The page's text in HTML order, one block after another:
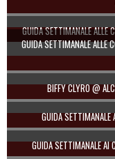
GUIDA SETTIMANALE ALLE
GUIDA SETTIMANALE ALLE
BIFFY CLYRO @
GUIDA SETTIMANALE
GUIDA SETTIMANALE